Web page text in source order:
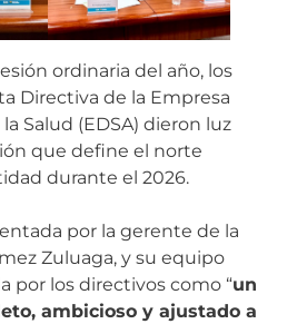
ordinaria del año, los
Directiva de la Empresa
Salud (EDSA) dieron luz
que define el norte
durante el 2026.
por la gerente de la
Zuluaga, y su equipo
por los directivos como “un
ambicioso y ajustado a